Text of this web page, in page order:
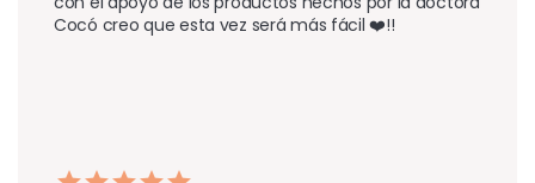
Cocó creo que esta vez será más fácil ❤️!!